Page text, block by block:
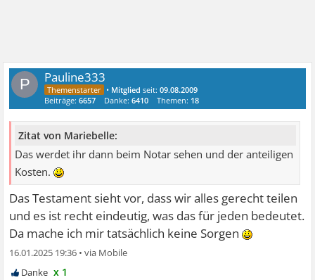
P Pauline333
• Mitglied seit:09.08.2009
Beiträge:6657 Danke:6410 Themen: 18
Zitat von Mariebelle:
Das werdet ihr dann beim Notar sehen und der anteiligen
Kosten.
Das Testament sieht vor, dass wir alles gerecht teilen
und es ist recht eindeutig, was das für jeden bedeutet.
Da mache ich mir tatsächlich keine Sorgen
16.01.2025 19:36 •
x 1